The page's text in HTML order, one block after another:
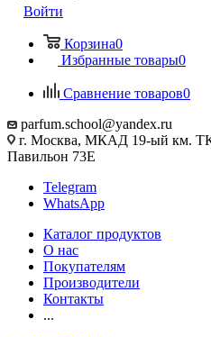
Войти
Корзина0
Избранные товары0
Сравнение товаров0
parfum.school@yandex.ru
г. Москва, МКАД 19-ый км.
Павильон 73Е
Telegram
WhatsApp
Каталог продуктов
О нас
Покупателям
Производители
Контакты
...